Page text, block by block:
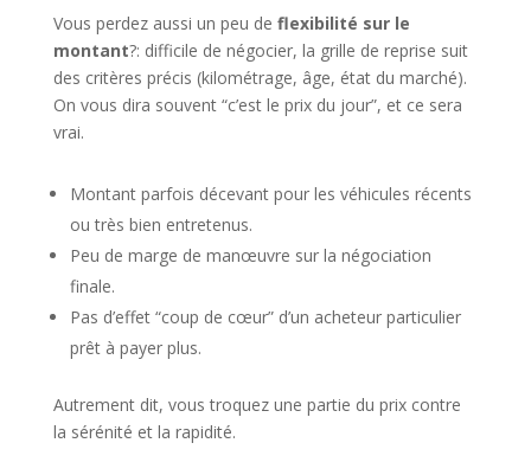
Vous perdez aussi un peu de flexibilité sur le
montant?: difficile de négocier, la grille de reprise suit
des critères précis (kilométrage, âge, état du marché).
On vous dira souvent “c’est le prix du jour”, et ce sera
vrai.
Montant parfois décevant pour les véhicules récents
ou très bien entretenus.
Peu de marge de manœuvre sur la négociation
finale.
Pas d’effet “coup de cœur” d’un acheteur particulier
prêt à payer plus.
Autrement dit, vous troquez une partie du prix contre
la sérénité et la rapidité.